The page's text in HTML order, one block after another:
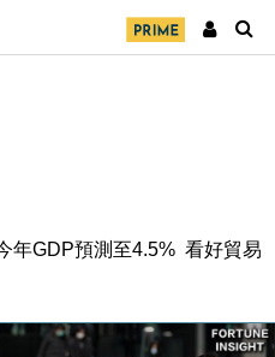
年GDP預測至4.5% 看好貿易